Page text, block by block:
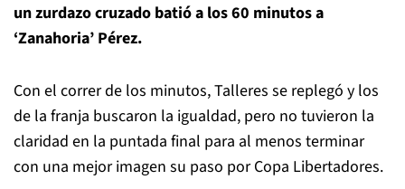
un zurdazo cruzado batió a los 60 minutos a
‘Zanahoria’ Pérez.
Con el correr de los minutos, Talleres se replegó y los
de la franja buscaron la igualdad, pero no tuvieron la
claridad en la puntada final para al menos terminar
con una mejor imagen su paso por Copa Libertadores.